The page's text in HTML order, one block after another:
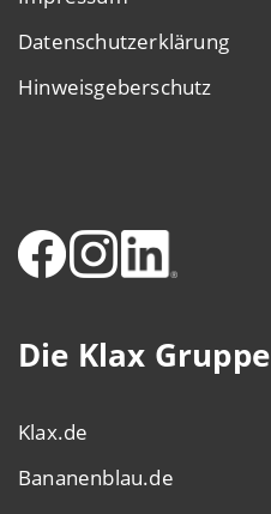
Datenschutzerklärung
Hinweisgeberschutz
Die Klax Gruppe
Klax.de
Bananenblau.de